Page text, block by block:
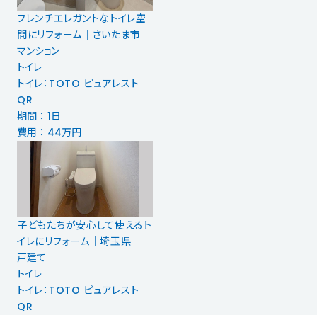
フレンチエレガントなトイレ空
間にリフォーム｜さいたま市
マンション
トイレ
トイレ：TOTO ピュアレスト
QR
期間 ： 1日
費用 ： 44万円
子どもたちが安心して使えるト
イレにリフォーム｜埼玉県
戸建て
トイレ
トイレ：TOTO ピュアレスト
QR